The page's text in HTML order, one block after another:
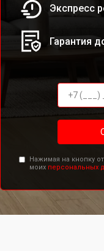
Экспресс
Гарантия
Нажимая на кнопку
моих персональных